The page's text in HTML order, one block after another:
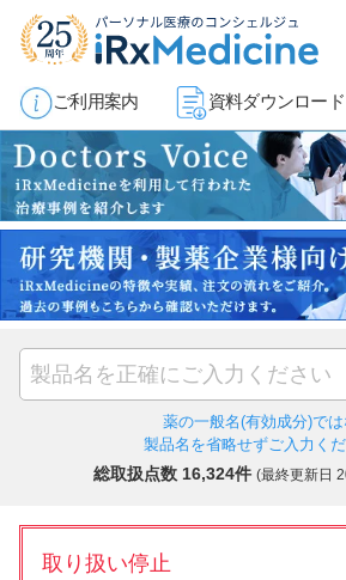
ご利用案内 資料ダウンロード
薬の一般名(有効成分)では
製品名を省略せずご入力くだ
総取扱点数 16,324件 (最終更新日
取り扱い停止